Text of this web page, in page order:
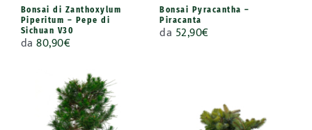
Bonsai di Zanthoxylum
Piperitum – Pepe di
Sichuan V30
da80,90€
Bonsai Pyracantha –
Piracanta
da 52,90€